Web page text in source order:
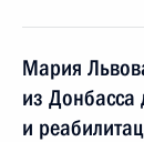
Мария
из Донбасса
и